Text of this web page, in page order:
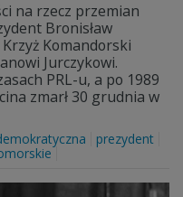
na rzecz przemian
Bronisław
Komandorski
Jurczykowi.
PRL-u, a po 1989
zmarł 30 grudnia w
prezydent